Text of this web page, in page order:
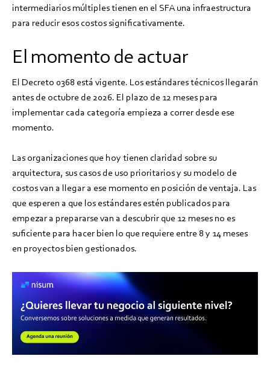
intermediarios múltiples tienen en el SFA una infraestructura
para reducir esos costos significativamente.
El momento de actuar
El Decreto 0368 está vigente. Los estándares técnicos llegarán
antes de octubre de 2026. El plazo de 12 meses para
implementar cada categoría empieza a correr desde ese
momento.
Las organizaciones que hoy tienen claridad sobre su
arquitectura, sus casos de uso prioritarios y su modelo de
costos van a llegar a ese momento en posición de ventaja. Las
que esperen a que los estándares estén publicados para
empezar a prepararse van a descubrir que 12 meses no es
suficiente para hacer bien lo que requiere entre 8 y 14 meses
en proyectos bien gestionados.